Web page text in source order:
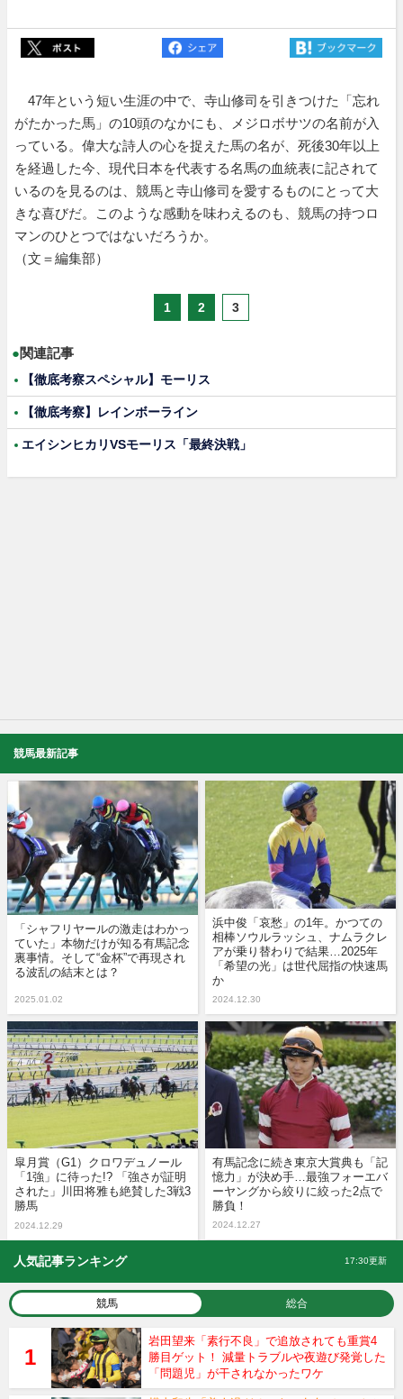
47年という短い生涯の中で、寺山修司を引きつけた「忘れ
がたかった馬」の10頭のなかにも、メジロボサツの名前が入
っている。偉大な詩人の心を捉えた馬の名が、死後30年以上
を経過した今、現代日本を代表する名馬の血統表に記されて
いるのを見るのは、競馬と寺山修司を愛するものにとって大
きな喜びだ。このような感動を味わえるのも、競馬の持つロ
マンのひとつではないだろうか。
（文＝編集部）
1 2 3
●関連記事
【徹底考察スペシャル】モーリス
【徹底考察】レインボーライン
エイシンヒカリVSモーリス「最終決戦」
競馬最新記事
「シャフリヤールの激走はわかっ
ていた」本物だけが知る有馬記念
裏事情。そして“金杯”で再現され
る波乱の結末とは？
2025.01.02
浜中俊「哀愁」の1年。かつての
相棒ソウルラッシュ、ナムラクレ
アが乗り替わりで結果…2025年
「希望の光」は世代屈指の快速馬
か
2024.12.30
皐月賞（G1）クロワデュノール
「1強」に待った!? 「強さが証明
された」川田将雅も絶賛した3戦3
勝馬
2024.12.29
有馬記念に続き東京大賞典も「記
憶力」が決め手…最強フォーエバ
ーヤングから絞りに絞った2点で
勝負！
2024.12.27
人気記事ランキング 17:30更新
競馬 総合
岩田望来「素行不良」で追放されても重賞4
勝目ゲット！ 減量トラブルや夜遊び発覚した
「問題児」が干されなかったワケ